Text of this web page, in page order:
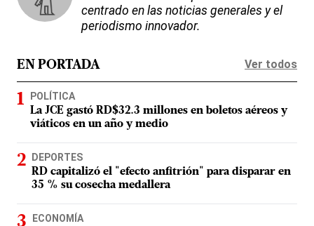
centrado en las noticias generales y el
periodismo innovador.
EN PORTADA Ver todos
POLÍTICA
La JCE gastó RD$32.3 millones en boletos aéreos y
viáticos en un año y medio
DEPORTES
RD capitalizó el "efecto anfitrión" para disparar en
35 % su cosecha medallera
ECONOMÍA